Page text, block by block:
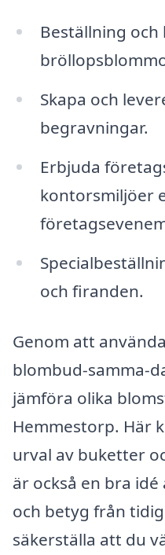
Beställning och
Skapa och
begravningar.
Erbjuda
kontorsmiljöer
och firanden.
Genom att
blombud-samma-
jämföra olika
Hemmestorp. Här
urval av buketter
är också en bra
och betyg från
säkerställa att du